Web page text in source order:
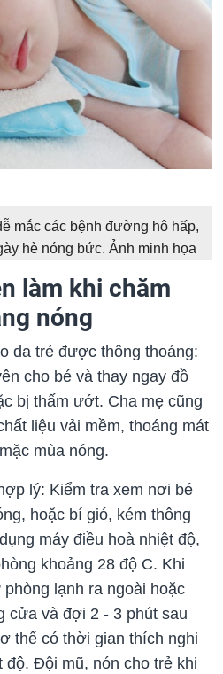
mắc các bệnh đường hô hấp,
hè nóng bức. Ảnh minh họa
làm khi chăm
nóng
da trẻ được thông thoáng:
cho bé và thay ngay đồ
bị thấm ướt. Cha mẹ cũng
liệu vải mềm, thoáng mát
mùa nóng.
lý: Kiểm tra xem nơi bé
hoặc bí gió, kém thông
máy điều hoà nhiệt độ,
khoảng 28 độ C. Khi
lạnh ra ngoài hoặc
cửa và đợi 2 - 3 phút sau
thể có thời gian thích nghi
Đội mũ, nón cho trẻ khi